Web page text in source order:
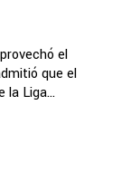
el
que el
la Liga...